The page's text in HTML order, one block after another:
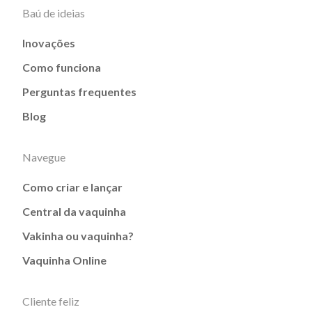
Baú de ideias
Inovações
Como funciona
Perguntas frequentes
Blog
Navegue
Como criar e lançar
Central da vaquinha
Vakinha ou vaquinha?
Vaquinha Online
Cliente feliz